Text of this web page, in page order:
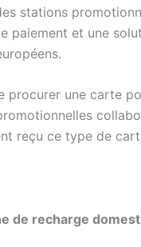
stations
paiement et une
procurer une carte
reçu ce type de
de recharge